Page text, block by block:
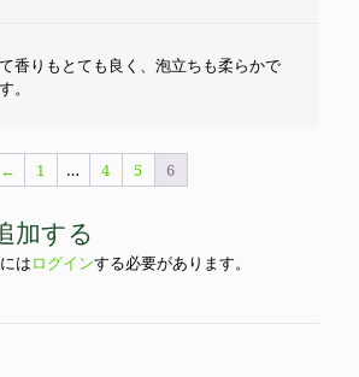
香りもとても良く、泡立ちも柔らかで
。
← 1 … 4 5 6
加する
はログインする必要があります。